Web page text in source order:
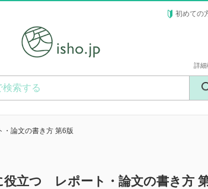
初めての
詳細
論文の書き方 第6版
役立つ レポート・論文の書き方 第